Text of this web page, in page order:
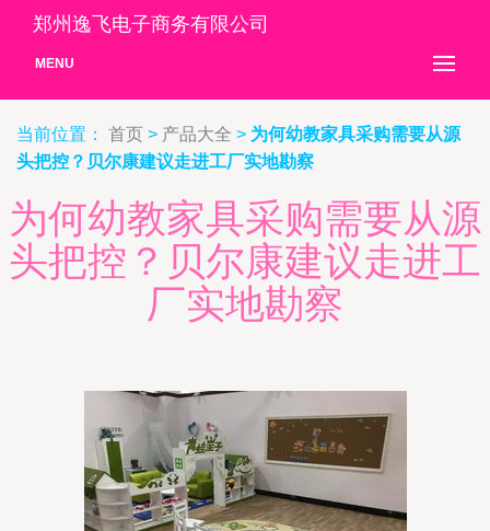
郑州逸飞电子商务有限公司
MENU
当前位置： 首页 > 产品大全 > 为何幼教家具采购需要从源
头把控？贝尔康建议走进工厂实地勘察
为何幼教家具采购需要从源
头把控？贝尔康建议走进工
厂实地勘察